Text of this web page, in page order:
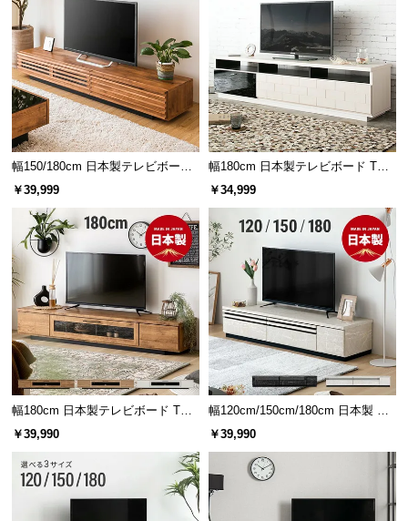
ン
セ
ル
に
つ
い
て
保
証
に
つ
て
会
員
規
約
に
い
て
省スペースなスライド式収納
開閉が省スペースなスライド収納。中央に仕切りが
あり、雑誌やリモコンなどを分けて収納できます。
幅150/180cm 日本製テレビボード
TOT-002-1
￥39,999
幅180cm 日本製テレビボード TOT-
001
￥34,999
幅180cm 日本製テレビボード TOT-
015
￥39,990
幅120cm/150cm/180cm 日本製 テ
レビボード
￥39,990